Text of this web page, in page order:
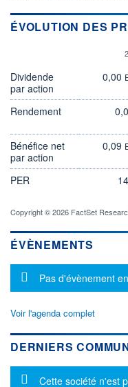
ÉVOLUTION DES
Dividende
par action
0,00
Rendement
Bénéfice net
par action
0,09
PER
Copyright © 2026 FactSet
ÉVÈNEMENTS
Message
Pas d'évènement
Voir l'agenda complet
DERNIERS
Message
Cette société n'est